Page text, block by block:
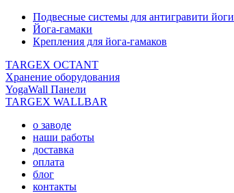
Подвесные системы для антигравити йоги
Йога-гамаки
Крепления для йога-гамаков
TARGEX OCTANT
Хранение оборудования
YogaWall Панели
TARGEX WALLBAR
о заводе
наши работы
доставка
оплата
блог
контакты